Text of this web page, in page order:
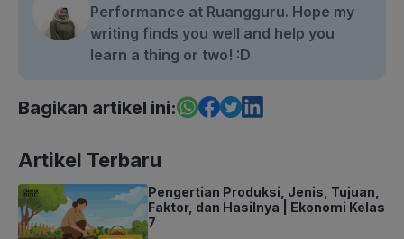
Performance at Ruangguru. Hope my
writing finds you well and help you
learn a thing or two! :D
Bagikan artikel ini:
Artikel Terbaru
Pengertian Produksi, Jenis, Tujuan,
Faktor, dan Hasilnya | Ekonomi Kelas
7